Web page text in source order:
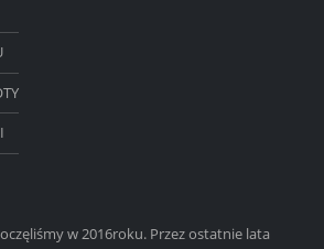
w 2016roku. Przez ostatnie lata